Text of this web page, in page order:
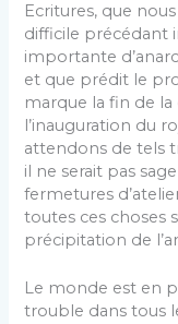
Ecri­tures, que
difficile précédant
importante
et que prédit le
marque la fin de
l’inauguration du
attendons de tels
il ne serait pas
fermetures
toutes ces choses
précipitation de
Le monde est en
trouble dans tous